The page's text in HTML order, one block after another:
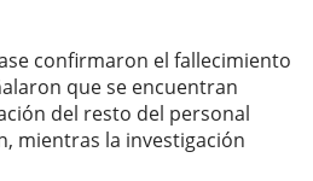
confirmaron el fallecimiento
que se encuentran
del resto del personal
mientras la investigación